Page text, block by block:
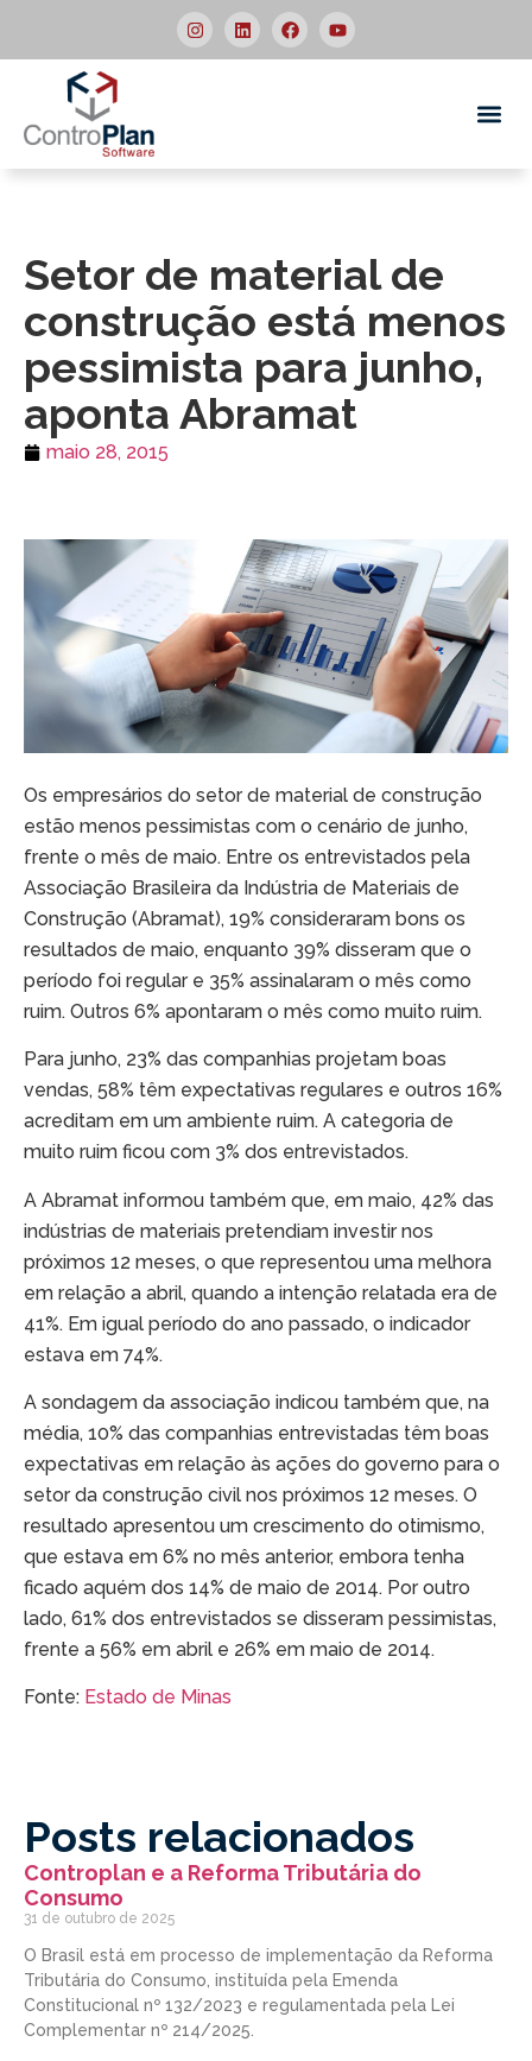
Setor de material de
construção está menos
pessimista para junho,
aponta Abramat
maio 28, 2015
Os empresários do setor de material de construção
estão menos pessimistas com o cenário de junho,
frente o mês de maio. Entre os entrevistados pela
Associação Brasileira da Indústria de Materiais de
Construção (Abramat), 19% consideraram bons os
resultados de maio, enquanto 39% disseram que o
período foi regular e 35% assinalaram o mês como
ruim. Outros 6% apontaram o mês como muito ruim.
Para junho, 23% das companhias projetam boas
vendas, 58% têm expectativas regulares e outros 16%
acreditam em um ambiente ruim. A categoria de
muito ruim ficou com 3% dos entrevistados.
A Abramat informou também que, em maio, 42% das
indústrias de materiais pretendiam investir nos
próximos 12 meses, o que representou uma melhora
em relação a abril, quando a intenção relatada era de
41%. Em igual período do ano passado, o indicador
estava em 74%.
A sondagem da associação indicou também que, na
média, 10% das companhias entrevistadas têm boas
expectativas em relação às ações do governo para o
setor da construção civil nos próximos 12 meses. O
resultado apresentou um crescimento do otimismo,
que estava em 6% no mês anterior, embora tenha
ficado aquém dos 14% de maio de 2014. Por outro
lado, 61% dos entrevistados se disseram pessimistas,
frente a 56% em abril e 26% em maio de 2014.
Fonte: Estado de Minas
Posts relacionados
Controplan e a Reforma Tributária do
Consumo
31 de outubro de 2025
O Brasil está em processo de implementação da Reforma
Tributária do Consumo, instituída pela Emenda
Constitucional nº 132/2023 e regulamentada pela Lei
Complementar nº 214/2025.